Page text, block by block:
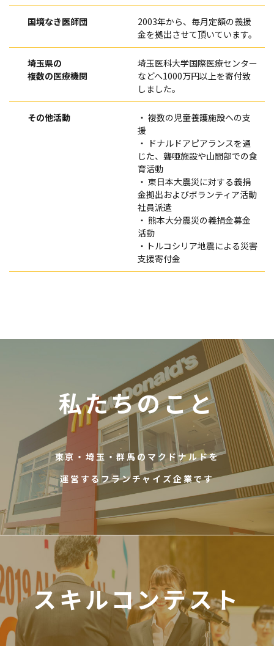
国境なき医師団
2003年から、毎月定額の義援
金を拠出させて頂いています。
埼玉県の
複数の医療機関
埼玉医科大学国際医療センター
などへ1000万円以上を寄付致
しました。
その他活動
・ 複数の児童養護施設への支
援
・ ドナルドアピアランスを通
じた、聾唖施設や山間部での食
育活動
・ 東日本大震災に対する義捐
金拠出およびボランティア活動
社員派遣
・ 熊本大分震災の義捐金募金
活動
・トルコシリア地震による災害
支援寄付金
私たちのこと
東京・埼玉・群馬のマクドナルドを
運営するフランチャイズ企業です
スキルコンテスト